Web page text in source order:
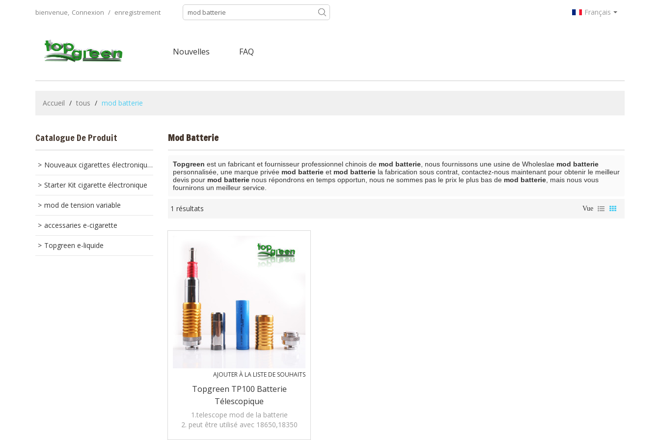
bienvenue, Connexion / enregistrement Français
Nouvelles FAQ
Accueil / tous / mod batterie
Catalogue De Produit
Nouveaux cigarettes électroniques
Starter Kit cigarette électronique
mod de tension variable
accessaries e-cigarette
Topgreen e-liquide
Mod Batterie
Topgreen est un fabricant et fournisseur professionnel chinois de mod batterie , nous fournissons une usine de Wholeslae mod batterie
personnalisée, une marque privée mod batterie et mod batterie la fabrication sous contrat, contactez-nous maintenant pour obtenir le meilleur
devis pour mod batterie nous répondrons en temps opportun, nous ne sommes pas le prix le plus bas de mod batterie , mais nous vous
fournirons un meilleur service.
1 résultats Vue
AJOUTER À LA LISTE DE SOUHAITS
Topgreen TP100 Batterie
Télescopique
1.telescope mod de la batterie
2. peut être utilisé avec 18650,18350